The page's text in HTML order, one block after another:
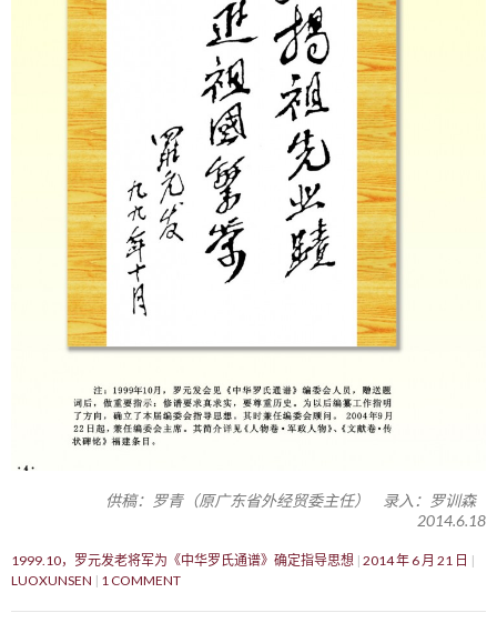
供稿：罗青（原广东省外经贸委主任） 录入：罗训森
2014.6.18
1999.10，罗元发老将军为《中华罗氏通谱》确定指导思想 2014 年 6 月 21 日
LUOXUNSEN
1 COMMENT